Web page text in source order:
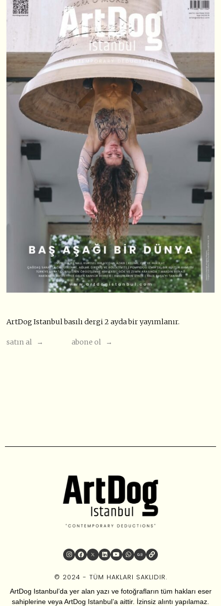
ArtDog Istanbul basılı dergi 2 ayda bir yayımlanır.
satın al → abone ol →
© 2024 - TÜM HAKLARI SAKLIDIR.
ArtDog Istanbul’da yer alan yazı ve fotoğrafların tüm hakları eser
sahiplerine veya ArtDog Istanbul’a aittir. İzinsiz alıntı yapılamaz.